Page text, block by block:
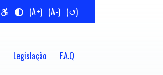
(A+) (A-) (↺)
Legislação F.A.Q